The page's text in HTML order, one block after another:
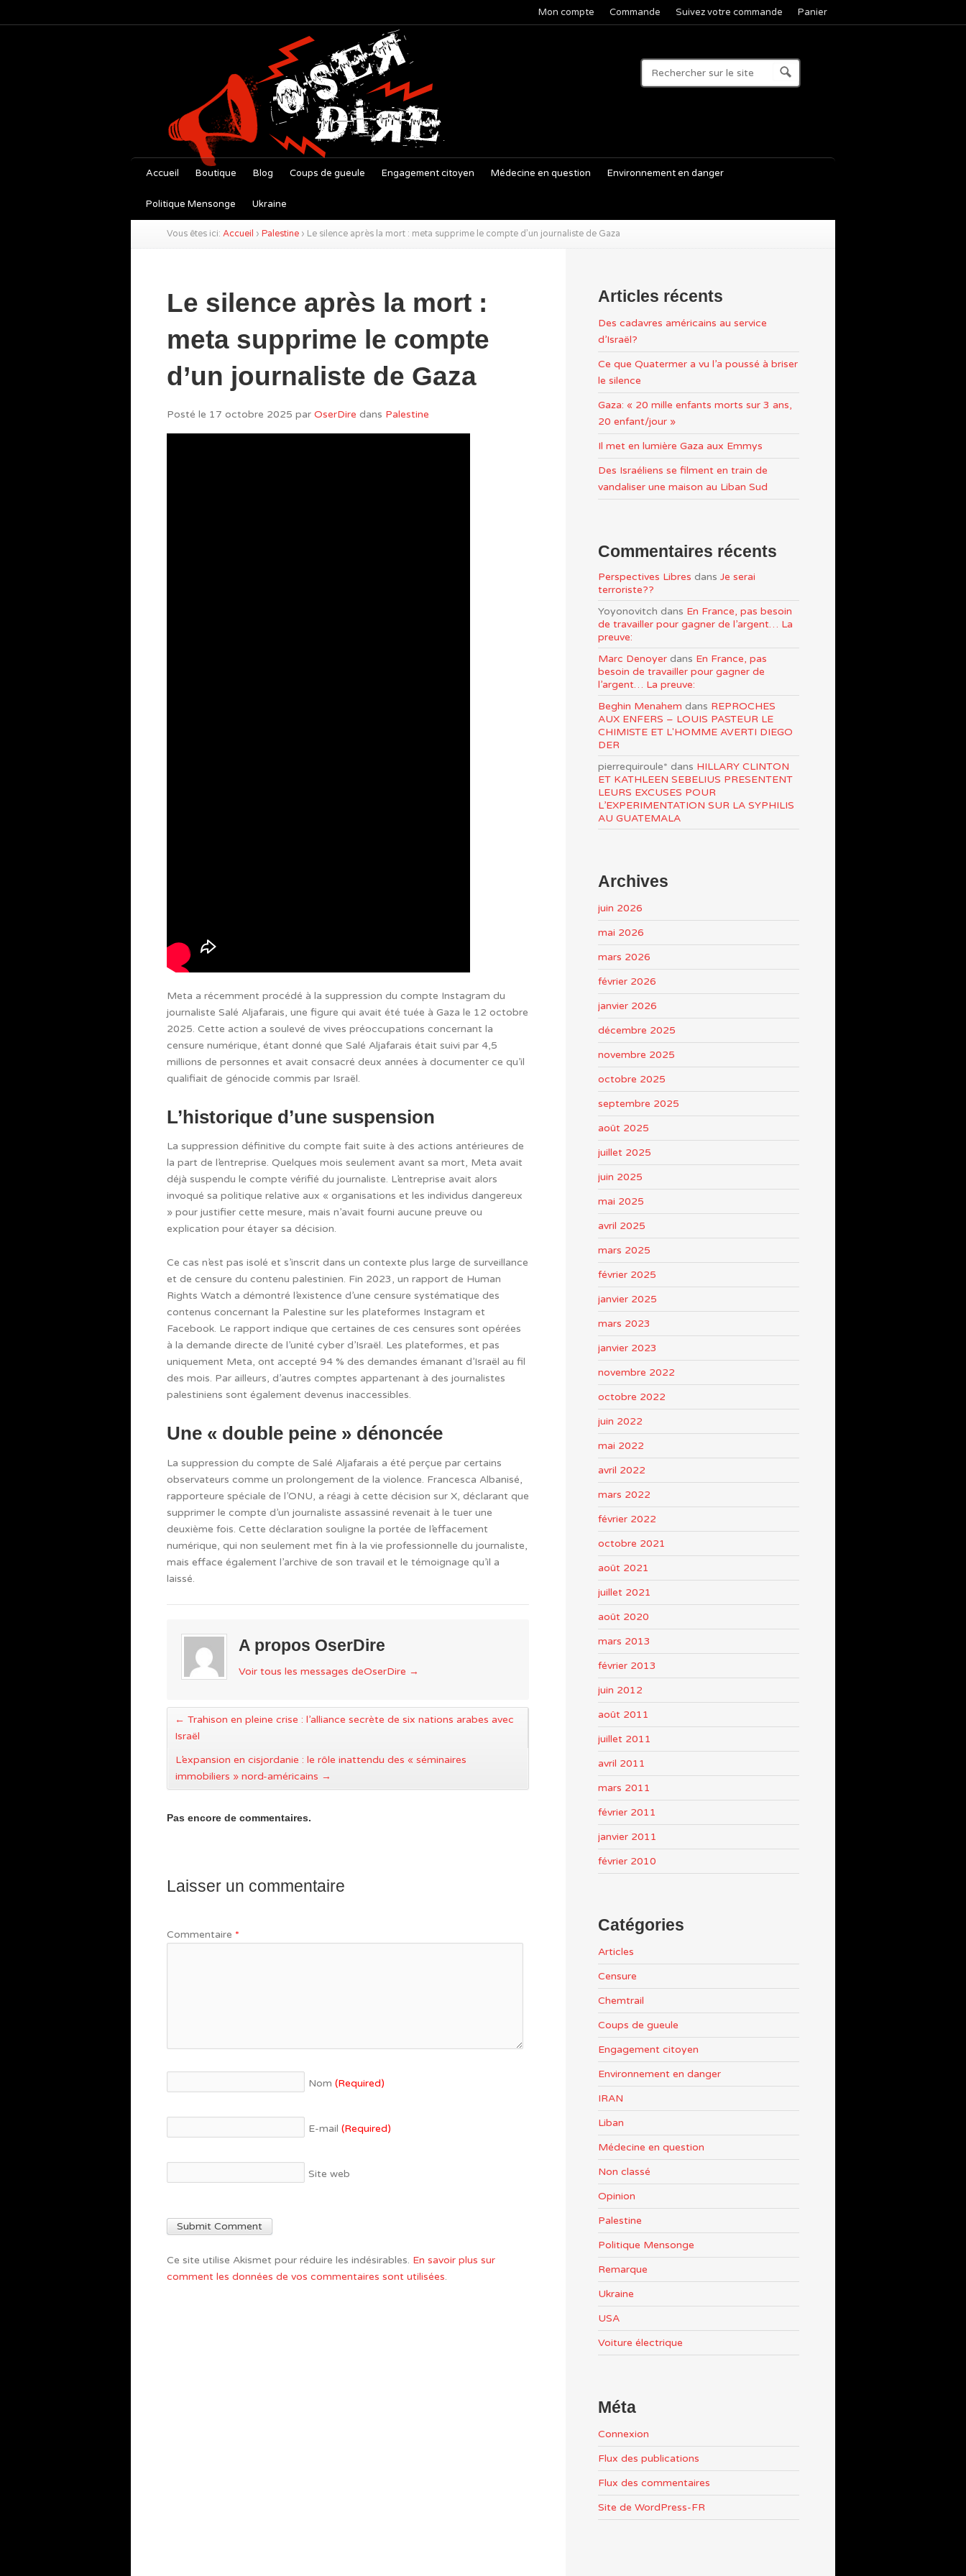
Mon compte Commande Suivez votre commande Panier
Accueil Boutique Blog Coups de gueule Engagement citoyen Médecine en question Environnement en danger
Politique Mensonge Ukraine
Vous êtes ici: Accueil › Palestine › Le silence après la mort : meta supprime le compte d’un journaliste de Gaza
Le silence après la mort :
meta supprime le compte
d’un journaliste de Gaza
Posté le 17 octobre 2025 par OserDire dans Palestine
Meta a récemment procédé à la suppression du compte Instagram du
journaliste Salé Aljafarais, une figure qui avait été tuée à Gaza le 12 octobre
2025. Cette action a soulevé de vives préoccupations concernant la
censure numérique, étant donné que Salé Aljafarais était suivi par 4,5
millions de personnes et avait consacré deux années à documenter ce qu’il
qualifiait de génocide commis par Israël.
L’historique d’une suspension
La suppression définitive du compte fait suite à des actions antérieures de
la part de l’entreprise. Quelques mois seulement avant sa mort, Meta avait
déjà suspendu le compte vérifié du journaliste. L’entreprise avait alors
invoqué sa politique relative aux « organisations et les individus dangereux
» pour justifier cette mesure, mais n’avait fourni aucune preuve ou
explication pour étayer sa décision.
Ce cas n’est pas isolé et s’inscrit dans un contexte plus large de surveillance
et de censure du contenu palestinien. Fin 2023, un rapport de Human
Rights Watch a démontré l’existence d’une censure systématique des
contenus concernant la Palestine sur les plateformes Instagram et
Facebook. Le rapport indique que certaines de ces censures sont opérées
à la demande directe de l’unité cyber d’Israël. Les plateformes, et pas
uniquement Meta, ont accepté 94 % des demandes émanant d’Israël au fil
des mois. Par ailleurs, d’autres comptes appartenant à des journalistes
palestiniens sont également devenus inaccessibles.
Une « double peine » dénoncée
La suppression du compte de Salé Aljafarais a été perçue par certains
observateurs comme un prolongement de la violence. Francesca Albanisé,
rapporteure spéciale de l’ONU, a réagi à cette décision sur X, déclarant que
supprimer le compte d’un journaliste assassiné revenait à le tuer une
deuxième fois. Cette déclaration souligne la portée de l’effacement
numérique, qui non seulement met fin à la vie professionnelle du journaliste,
mais efface également l’archive de son travail et le témoignage qu’il a
laissé.
A propos OserDire
Voir tous les messages deOserDire →
← Trahison en pleine crise : l’alliance secrète de six nations arabes avec
Israël
L’expansion en cisjordanie : le rôle inattendu des « séminaires
immobiliers » nord-américains →
Pas encore de commentaires.
Laisser un commentaire
Commentaire *
Nom (Required)
E-mail (Required)
Site web
Ce site utilise Akismet pour réduire les indésirables. En savoir plus sur
comment les données de vos commentaires sont utilisées.
Articles récents
Des cadavres américains au service
d’Israël?
Ce que Quatermer a vu l’a poussé à briser
le silence
Gaza: « 20 mille enfants morts sur 3 ans,
20 enfant/jour »
Il met en lumière Gaza aux Emmys
Des Israéliens se filment en train de
vandaliser une maison au Liban Sud
Commentaires récents
Perspectives Libres dans Je serai
terroriste??
Yoyonovitch dans En France, pas besoin
de travailler pour gagner de l’argent… La
preuve:
Marc Denoyer dans En France, pas
besoin de travailler pour gagner de
l’argent… La preuve:
Beghin Menahem dans REPROCHES
AUX ENFERS – LOUIS PASTEUR LE
CHIMISTE ET L'HOMME AVERTI DIEGO
DER
pierrequiroule* dans HILLARY CLINTON
ET KATHLEEN SEBELIUS PRESENTENT
LEURS EXCUSES POUR
L’EXPERIMENTATION SUR LA SYPHILIS
AU GUATEMALA
Archives
juin 2026
mai 2026
mars 2026
février 2026
janvier 2026
décembre 2025
novembre 2025
octobre 2025
septembre 2025
août 2025
juillet 2025
juin 2025
mai 2025
avril 2025
mars 2025
février 2025
janvier 2025
mars 2023
janvier 2023
novembre 2022
octobre 2022
juin 2022
mai 2022
avril 2022
mars 2022
février 2022
octobre 2021
août 2021
juillet 2021
août 2020
mars 2013
février 2013
juin 2012
août 2011
juillet 2011
avril 2011
mars 2011
février 2011
janvier 2011
février 2010
Catégories
Articles
Censure
Chemtrail
Coups de gueule
Engagement citoyen
Environnement en danger
IRAN
Liban
Médecine en question
Non classé
Opinion
Palestine
Politique Mensonge
Remarque
Ukraine
USA
Voiture électrique
Méta
Connexion
Flux des publications
Flux des commentaires
Site de WordPress-FR